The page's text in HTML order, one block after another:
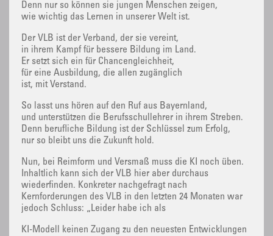
Denn nur so können sie jungen Menschen zeigen,
wie wichtig das Lernen in unserer Welt ist.
Der VLB ist der Verband, der sie vereint,
in ihrem Kampf für bessere Bildung im Land.
Er setzt sich ein für Chancengleichheit,
für eine Ausbildung, die allen zugänglich
ist, mit Verstand.
So lasst uns hören auf den Ruf aus Bayernland,
und unterstützen die Berufsschullehrer in ihrem Streben.
Denn berufliche Bildung ist der Schlüssel zum Erfolg,
nur so bleibt uns die Zukunft hold.
Nun, bei Reimform und Versmaß muss die KI noch üben.
Inhaltlich kann sich der VLB hier aber durchaus
wiederfinden. Konkreter nachgefragt nach
Kernforderungen des VLB in den letzten 24 Monaten war
jedoch Schluss: „Leider habe ich als
KI-Modell keinen Zugang zu den neuesten Entwicklungen